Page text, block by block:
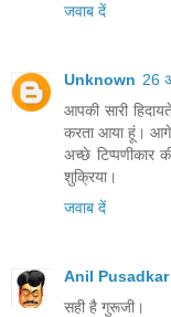
जवाब दें
Unknown 26
आपकी सारी
करता आया हूं। आगे
अच्छे टिप्पणीकार
शुक्रिया।
जवाब दें
Anil Pusadkar
सही है गुरूजी।